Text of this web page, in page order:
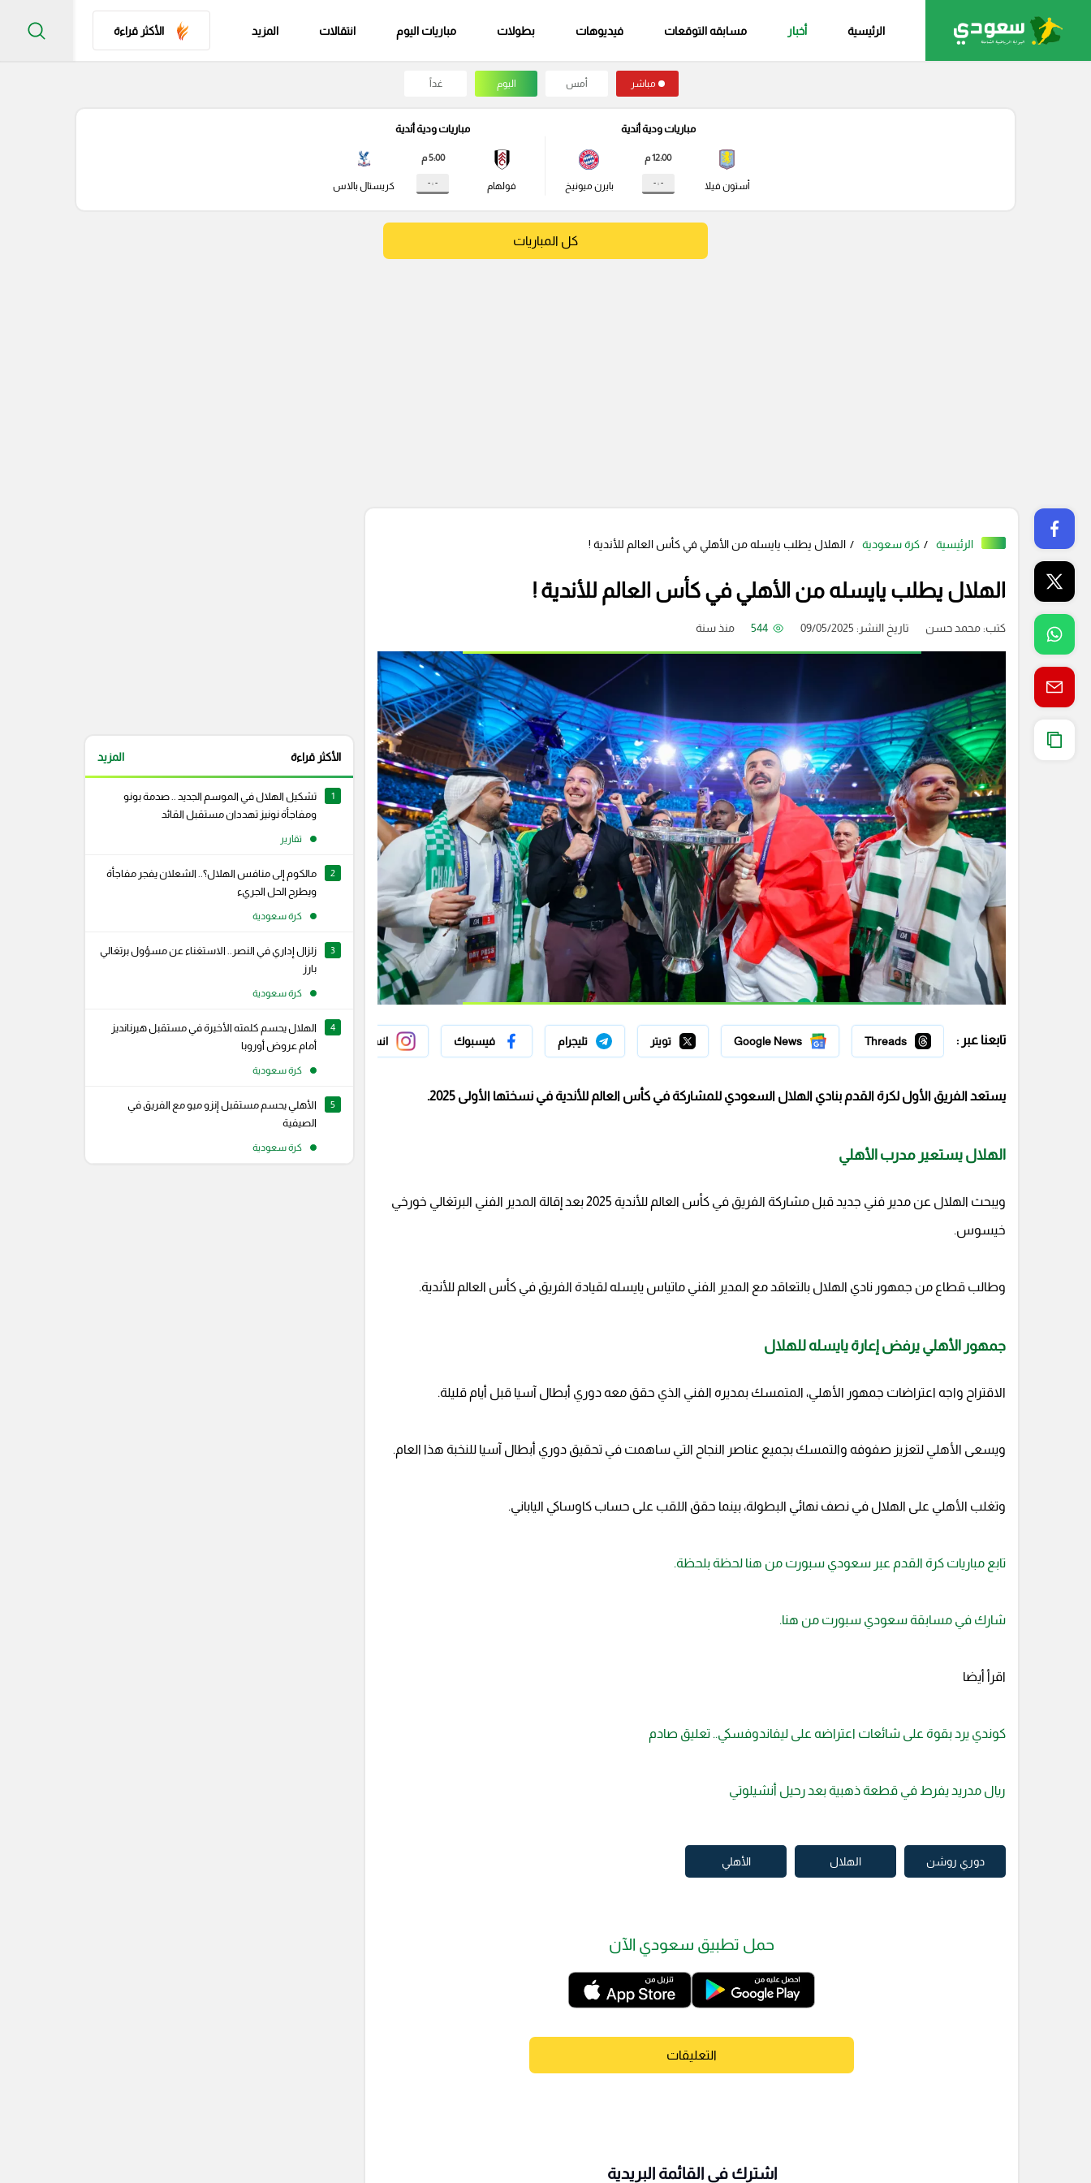
الرئيسية أخبار مسابقه التوقعات فيديوهات بطولات مباريات اليوم انتقالات المزيد الأكثر قراءة
مباشر أمس اليوم غداً
مباريات ودية أندية
أستون فيلا
12:00 م
- : - بايرن ميونيخ
مباريات ودية أندية
فولهام
5:00 م
- : - كريستال بالاس
كل المباريات
الرئيسية كرة سعودية الهلال يطلب يايسله من الأهلي في كأس العالم للأندية !
الهلال يطلب يايسله من الأهلي في كأس العالم للأندية !
كتب:محمد حسن تاريخ النشر: 09/05/2025 544 منذ سنة
تابعنا عبر : Threads
Google News تويتر تليجرام فيسبوك انستجرام سناب شات
يستعد الفريق الأول لكرة القدم بنادي الهلال السعودي للمشاركة في كأس العالم للأندية في نسختها الأولى 2025.
الهلال يستعير مدرب الأهلي
ويبحث الهلال عن مدير فني جديد قبل مشاركة الفريق في كأس العالم للأندية 2025 بعد إقالة المدير الفني البرتغالي خورخي
خيسوس.
وطالب قطاع من جمهور نادي الهلال بالتعاقد مع المدير الفني ماتياس يايسله لقيادة الفريق في كأس العالم للأندية.
جمهور الأهلي يرفض إعارة يايسله للهلال
الاقتراح واجه اعتراضات جمهور الأهلي، المتمسك بمديره الفني الذي حقق معه دوري أبطال آسيا قبل أيام قليلة.
ويسعى الأهلي لتعزيز صفوفه والتمسك بجميع عناصر النجاح التي ساهمت في تحقيق دوري أبطال آسيا للنخبة هذا العام.
وتغلب الأهلي على الهلال في نصف نهائي البطولة، بينما حقق اللقب على حساب كاوساكي الياباني.
تابع مباريات كرة القدم عبر سعودي سبورت من هنا لحظة بلحظة.
شارك في مسابقة سعودي سبورت من هنا.
اقرأ أيضا
كوندي يرد بقوة على شائعات اعتراضه على ليفاندوفسكي.. تعليق صادم
ريال مدريد يفرط في قطعة ذهبية بعد رحيل أنشيلوتي
دوري روشن الهلال الأهلي
حمل تطبيق سعودي الآن
التعليقات
اشترك فى القائمة البريدية
الأكثر قراءة المزيد
1
تشكيل الهلال في الموسم الجديد .. صدمة بونو
ومفاجأة نونيز تهددان مستقبل القائد
تقارير
2
مالكوم إلى منافس الهلال؟.. الشعلان يفجر مفاجأة
ويطرح الحل الجريء
كرة سعودية
3
زلزال إداري في النصر.. الاستغناء عن مسؤول برتغالي
بارز
كرة سعودية
4
الهلال يحسم كلمته الأخيرة في مستقبل هيرنانديز
أمام عروض أوروبا
كرة سعودية
5
الأهلي يحسم مستقبل إنزو ميو مع الفريق في
الصيفية
كرة سعودية